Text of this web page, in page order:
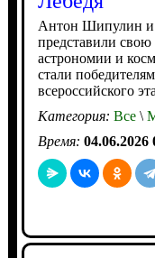
Антон Шипулин
представили
астрономии и
стали
всероссийского
Категория: Все\
Время: 04.06.2026